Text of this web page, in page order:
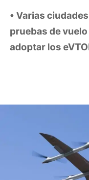
Varias
pruebas de
adoptar los